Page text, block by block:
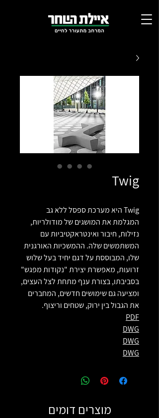
Twig
Twig היא מערכת ספסל ללא גב
המגלמת את המושגים של מודולריות,
נזילות, חיבור ואינטראקטיביות עם
המשתמשים שלה. ההמשכיות האורגנית
שלו, המבוססת על דגם יחיד בעל שלוש
זרועות, מאפשרת יצירת "נקודות מפגש"
בסביבתו, בצורת ענף מתחת לצל העצים,
ומציעה גם שימושים חדשים, המחברים
את הגבול בין ירוק, שטחים וריצוף.
PDF
DWG
DWG
DWG
מוצרים דומים